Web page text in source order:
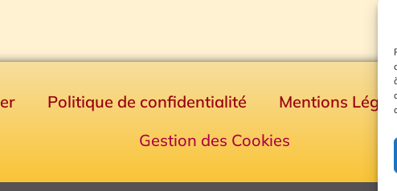
Politique de confidentialité Mentions
Gestion des Cookies